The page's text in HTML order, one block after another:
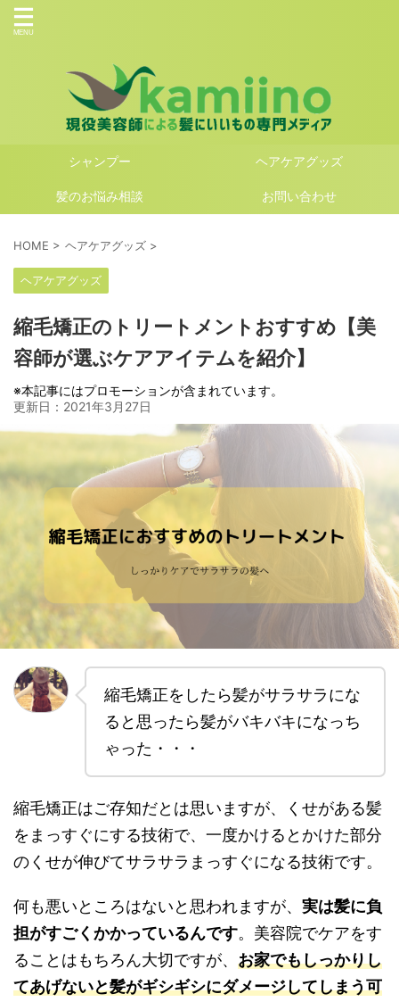
シャンプー ヘアケアグッズ
髪のお悩み相談 お問い合わせ
HOME > ヘアケアグッズ >
ヘアケアグッズ
縮毛矯正のトリートメントおすすめ【美
容師が選ぶケアアイテムを紹介】
※本記事にはプロモーションが含まれています。
更新日： 2021年3月27日
縮毛矯正をしたら髪がサラサラにな
ると思ったら髪がバキバキになっち
ゃった・・・
縮毛矯正はご存知だとは思いますが、くせがある髪
をまっすぐにする技術で、一度かけるとかけた部分
のくせが伸びてサラサラまっすぐになる技術です。
何も悪いところはないと思われますが、 実は髪に負
担がすごくかかっているんです。美容院でケアをす
ることはもちろん大切ですが、 お家でもしっかりし
てあげないと髪がギシギシにダメージしてしまう可